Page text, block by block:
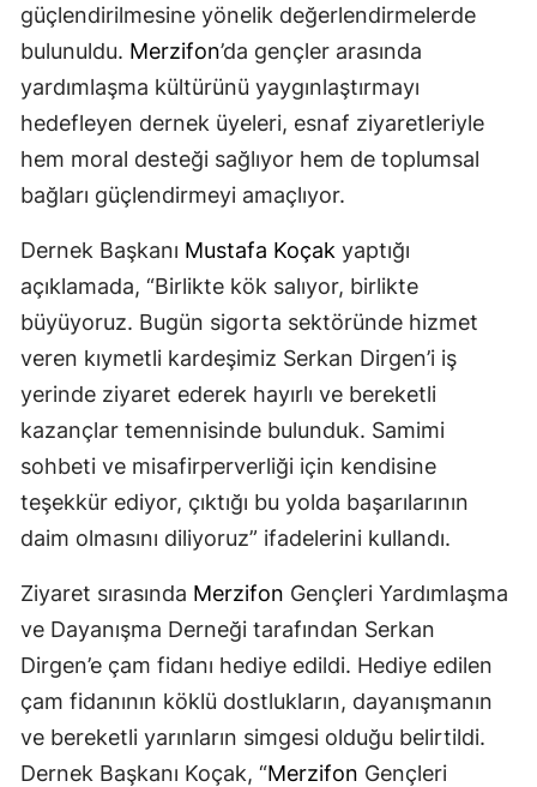
güçlendirilmesine yönelik değerlendirmelerde
bulunuldu. Merzifon’da gençler arasında
yardımlaşma kültürünü yaygınlaştırmayı
hedefleyen dernek üyeleri, esnaf ziyaretleriyle
hem moral desteği sağlıyor hem de toplumsal
bağları güçlendirmeyi amaçlıyor.
Dernek Başkanı Mustafa Koçak yaptığı
açıklamada, “Birlikte kök salıyor, birlikte
büyüyoruz. Bugün sigorta sektöründe hizmet
veren kıymetli kardeşimiz Serkan Dirgen’i iş
yerinde ziyaret ederek hayırlı ve bereketli
kazançlar temennisinde bulunduk. Samimi
sohbeti ve misafirperverliği için kendisine
teşekkür ediyor, çıktığı bu yolda başarılarının
daim olmasını diliyoruz” ifadelerini kullandı.
Ziyaret sırasında Merzifon Gençleri Yardımlaşma
ve Dayanışma Derneği tarafından Serkan
Dirgen’e çam fidanı hediye edildi. Hediye edilen
çam fidanının köklü dostlukların, dayanışmanın
ve bereketli yarınların simgesi olduğu belirtildi.
Dernek Başkanı Koçak, “Merzifon Gençleri